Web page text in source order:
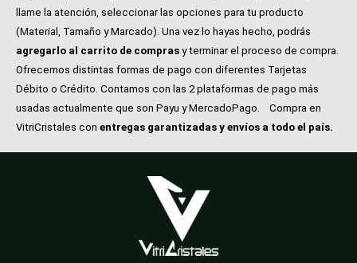
llame la atención, seleccionar las opciones para tu producto
(Material, Tamaño y Marcado). Una vez lo hayas hecho, podrás
agregarlo al carrito de compras y terminar el proceso de compra.
Ofrecemos distintas formas de pago con diferentes Tarjetas
Débito o Crédito. Contamos con las 2 plataformas de pago más
usadas actualmente que son Payu y MercadoPago.
Compra en
VitriCristales con entregas garantizadas y envíos a todo el país.